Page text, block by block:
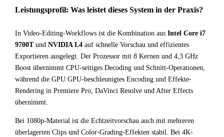
Leistungsprofil: Was leistet dieses System in der Praxis?
In Video-Editing-Workflows ist die Kombination aus Intel Core i7
9700Tund NVIDIA L4 auf schnelle Vorschau und effizientes
Exportieren ausgelegt. Der Prozessor mit 8 Kernen und 4,3 GHz
Boost übernimmt CPU-seitiges Decoding und Schnitt-Operationen,
während die GPU GPU-beschleunigtes Encoding und Effekte-
Rendering in Premiere Pro, DaVinci Resolve und After Effects
übernimmt.
Bei 1080p-Material ist die Echtzeitvorschau auch mit mehreren
überlagerten Clips und Color-Grading-Effekten stabil. Bei 4K-